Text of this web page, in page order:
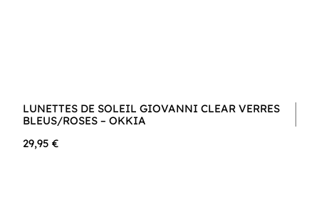
LUNETTES DE SOLEIL GIOVANNI CLEAR VERRES
BLEUS/ROSES – OKKIA
29,95 €